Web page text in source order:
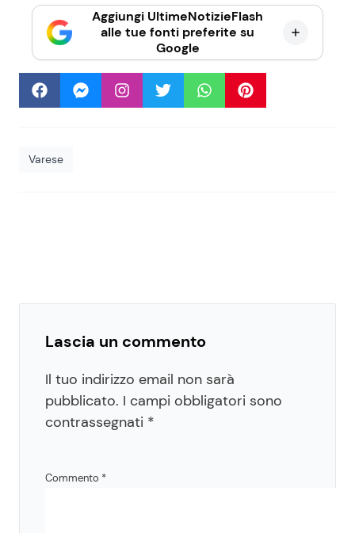
Aggiungi UltimeNotizieFlash
alle tue fonti preferite su
Google
Varese
Lascia un commento
Il tuo indirizzo email non sarà
pubblicato. I campi obbligatori sono
contrassegnati *
Commento *